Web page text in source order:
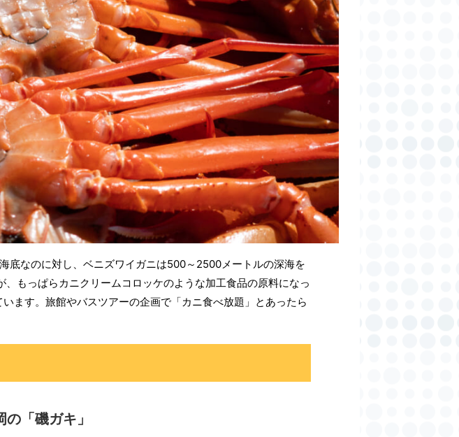
底なのに対し、ベニズワイガニは500～2500メートルの深海を
もっぱらカニクリームコロッケのような加工食品の原料になっ
ます。旅館やバスツアーの企画で「カニ食べ放題」とあったら
「磯ガキ」